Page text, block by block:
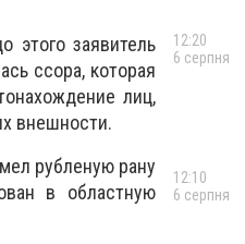
этого заявитель
ссора, которая
лиц,
внешности.
рубленую рану
в областную
12:20
6 серпня
12:10
6 серпня